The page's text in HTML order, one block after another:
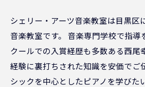
シェリー・アーツ音楽教室は目黒区
音楽教室です。 音楽専門学校で指導
クールでの入賞経歴も多数ある西尾
経験に裏打ちされた知識を安価でご
シックを中心としたピアノを学びた